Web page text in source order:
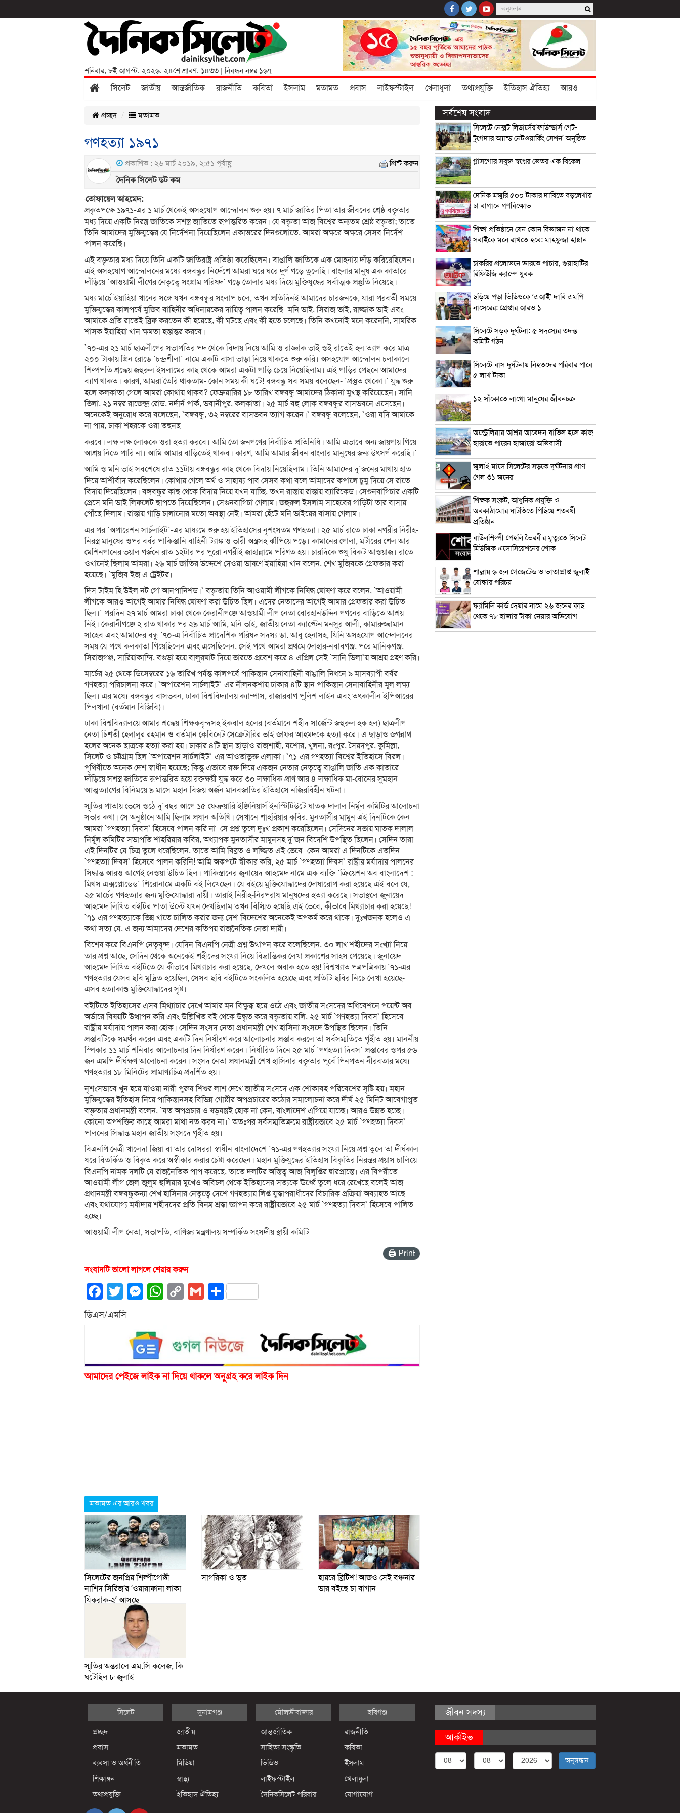
শনিবার, ৮ই আগস্ট, ২০২৬, ২৪শে শ্রাবণ, ১৪৩৩ | নিবন্ধন নম্বর ১৬৭
সিলেট জাতীয় আন্তর্জাতিক রাজনীতি কবিতা ইসলাম মতামত প্রবাস লাইফস্টাইল খেলাধুলা তথ্যপ্রযুক্তি ইতিহাস ঐতিহ্য আরও
প্রচ্ছদ মতামত
গণহত্যা ১৯৭১
প্রকাশিত : ২৬ মার্চ ২০১৯, ২:৫১ পূর্বাহ্ণ প্রিন্ট করুন
দৈনিক সিলেট ডট কম
তোফায়েল আহমেদ:
প্রকৃতপক্ষে ১৯৭১-এর ১ মার্চ থেকেই অসহযোগ আন্দোলন শুরু হয়। ৭ মার্চ জাতির পিতা তার জীবনের শ্রেষ্ঠ বক্তৃতার
মধ্য দিয়ে একটি নিরস্ত্র জাতিকে সশস্ত্র জাতিতে রূপান্তরিত করেন। যে বক্তৃতা আজ বিশ্বের অন্যতম শ্রেষ্ঠ বক্তৃতা; তাতে
তিনি আমাদের মুক্তিযুদ্ধের যে নির্দেশনা দিয়েছিলেন একাত্তরের দিনগুলোতে, আমরা অক্ষরে অক্ষরে সেসব নির্দেশ
পালন করেছি।
এই বক্তৃতার মধ্য দিয়ে তিনি একটি জাতিরাষ্ট্র প্রতিষ্ঠা করেছিলেন। বাঙালি জাতিকে এক মোহনায় দাঁড় করিয়েছিলেন।
এই অসহযোগ আন্দোলনের মধ্যে বঙ্গবন্ধুর নির্দেশে আমরা ঘরে ঘরে দুর্গ গড়ে তুলেছি। বাংলার মানুষ এক কাতারে
দাঁড়িয়ে `আওয়ামী লীগের নেতৃত্বে সংগ্রাম পরিষদ` গড়ে তোলার মধ্য দিয়ে মুক্তিযুদ্ধের সর্বাত্মক প্রস্তুতি নিয়েছে।
মধ্য মার্চে ইয়াহিয়া খানের সঙ্গে যখন বঙ্গবন্ধুর সংলাপ চলে, তখন প্রতিদিনই আমাদের চারজনকে, যারা পরবর্তী সময়ে
মুক্তিযুদ্ধের কালপর্বে মুজিব বাহিনীর অধিনায়কের দায়িত্ব পালন করেছি- মনি ভাই, সিরাজ ভাই, রাজ্জাক ভাই এবং
আমাকে প্রতি রাতেই ব্রিফ করতেন কী হয়েছে, কী ঘটছে এবং কী হতে চলেছে। তিনি কখনোই মনে করেননি, সামরিক
শাসক ইয়াহিয়া খান ক্ষমতা হস্তান্তর করবে।
`৭০-এর ২১ মার্চ ছাত্রলীগের সভাপতির পদ থেকে বিদায় নিয়ে আমি ও রাজ্জাক ভাই ওই রাতেই হল ত্যাগ করে মাত্র
২০০ টাকায় গ্রিন রোডে `চন্দ্রশীলা` নামে একটি বাসা ভাড়া নিয়ে থাকতে শুরু করি। অসহযোগ আন্দোলন চলাকালে
শিল্পপতি শ্রদ্ধেয় জহুরুল ইসলামের কাছ থেকে আমরা একটা গাড়ি চেয়ে নিয়েছিলাম। এই গাড়ির পেছনে আমাদের
ব্যাগ থাকত। কারণ, আমরা তৈরি থাকতাম- কোন সময় কী ঘটে! বঙ্গবন্ধু সব সময় বলেছেন- `প্রস্তুত থেকো।` যুদ্ধ শুরু
হলে কলকাতা গেলে আমরা কোথায় থাকব? ফেব্রুয়ারির ১৮ তারিখ বঙ্গবন্ধু আমাদের ঠিকানা মুখস্থ করিয়েছেন। সানি
ভিলা, ২১ নম্বর রাজেন্দ্র রোড, নর্দার্ন পার্ক, ভবানীপুর, কলকাতা। ২৫ মার্চ বহু লোক বঙ্গবন্ধুর বাসভবনে এসেছেন।
অনেকেই অনুরোধ করে বলেছেন, `বঙ্গবন্ধু, ৩২ নম্বরের বাসভবন ত্যাগ করেন।` বঙ্গবন্ধু বলেছেন, `ওরা যদি আমাকে
না পায়, ঢাকা শহরকে ওরা তছনছ
করবে। লক্ষ লক্ষ লোককে ওরা হত্যা করবে। আমি তো জনগণের নির্বাচিত প্রতিনিধি। আমি এভাবে অন্য জায়গায় গিয়ে
আশ্রয় নিতে পারি না। আমি আমার বাড়িতেই থাকব। কারণ, আমি আমার জীবন বাংলার মানুষের জন্য উৎসর্গ করেছি।`
আমি ও মনি ভাই সবশেষে রাত ১১টায় বঙ্গবন্ধুর কাছ থেকে বিদায় নিয়েছিলাম। তিনি আমাদের দু`জনের মাথায় হাত
দিয়ে আশীর্বাদ করেছিলেন। কোথায় গেলে অর্থ ও সাহায্য পাব সেসব কথা বলে আমাদের কপালে চুমু দিয়ে সে রাতে
বিদায় দিয়েছিলেন। বঙ্গবন্ধুর কাছ থেকে বিদায় নিয়ে যখন যাচ্ছি, তখন রাস্তায় রাস্তায় ব্যারিকেড। সেগুনবাগিচার একটি
প্রেসে মনি ভাই লিফলেট ছাপতে দিয়েছিলেন। সেগুনবাগিচা গেলাম। জহুরুল ইসলাম সাহেবের গাড়িটা তার বাসায়
পৌঁছে দিলাম। রাস্তায় গাড়ি চালানোর মতো অবস্থা নেই। আমরা হেঁটে মনি ভাইয়ের বাসায় গেলাম।
এর পর `অপারেশন সার্চলাইট`-এর মাধ্যমে শুরু হয় ইতিহাসের নৃশংসতম গণহত্যা। ২৫ মার্চ রাতে ঢাকা নগরীর নিরীহ-
নিরস্ত্র মানুষের ওপর বর্বর পাকিস্তানি বাহিনী ট্যাঙ্ক ও ভারী অস্ত্রসহ ঝাঁপিয়ে পড়ে। কামানের গোলা, মর্টারের শেল আর
মেশিনগানের ভয়াল গর্জনে রাত ১২টার পর পুরো নগরীই জাহান্নামে পরিণত হয়। চারদিকে শুধু বিকট আওয়াজ। রাতে
ওখানেই ছিলাম আমরা। ২৬ মার্চ জাতির উদ্দেশে দেওয়া ভাষণে ইয়াহিয়া খান বলেন, শেখ মুজিবকে গ্রেফতার করা
হয়েছে। `মুজিব ইজ এ ট্রেইটর।
দিস টাইম হি উইল নট গো আনপানিশড।` বক্তৃতায় তিনি আওয়ামী লীগকে নিষিদ্ধ ঘোষণা করে বলেন, `আওয়ামী
লীগকে আরও আগেই আমার নিষিদ্ধ ঘোষণা করা উচিত ছিল। এদের নেতাদের আগেই আমার গ্রেফতার করা উচিত
ছিল।` পরদিন ২৭ মার্চ আমরা ঢাকা থেকে কেরানীগঞ্জে আওয়ামী লীগ নেতা বোরহানউদ্দিন গগনের বাড়িতে আশ্রয়
নিই। কেরানীগঞ্জে ২ রাত থাকার পর ২৯ মার্চ আমি, মনি ভাই, জাতীয় নেতা ক্যাপ্টেন মনসুর আলী, কামারুজ্জামান
সাহেব এবং আমাদের বন্ধু `৭০-এ নির্বাচিত প্রাদেশিক পরিষদ সদস্য ডা. আবু হেনাসহ, যিনি অসহযোগ আন্দোলনের
সময় যে পথে কলকাতা গিয়েছিলেন এবং এসেছিলেন, সেই পথে আমরা প্রথমে দোহার-নবাবগঞ্জ, পরে মানিকগঞ্জ,
সিরাজগঞ্জ, সারিয়াকান্দি, বগুড়া হয়ে বালুরঘাট দিয়ে ভারতে প্রবেশ করে ৪ এপ্রিল সেই `সানি ভিলা`য় আশ্রয় গ্রহণ করি।
মার্চের ২৫ থেকে ডিসেম্বরের ১৬ তারিখ পর্যন্ত কালপর্বে পাকিস্তান সেনাবাহিনী বাঙালি নিধনে ৯ মাসব্যাপী বর্বর
গণহত্যা পরিচালনা করে। `অপারেশন সার্চলাইট`-এর নীলনকশায় ঢাকার ৪টি স্থান পাকিস্তান সেনাবাহিনীর মূল লক্ষ্য
ছিল। এর মধ্যে বঙ্গবন্ধুর বাসভবন, ঢাকা বিশ্ববিদ্যালয় ক্যাম্পাস, রাজারবাগ পুলিশ লাইন এবং তৎকালীন ইপিআরের
পিলখানা (বর্তমান বিজিবি)।
ঢাকা বিশ্ববিদ্যালয়ে আমার শ্রদ্ধেয় শিক্ষকবৃন্দসহ ইকবাল হলের (বর্তমানে শহীদ সার্জেন্ট জহুরুল হক হল) ছাত্রলীগ
নেতা চিশতী হেলালুর রহমান ও বর্তমান কেবিনেট সেক্রেটারির ভাই জাফর আহমদকে হত্যা করে। এ ছাড়াও জগন্নাথ
হলের অনেক ছাত্রকে হত্যা করা হয়। ঢাকার ৪টি স্থান ছাড়াও রাজশাহী, যশোর, খুলনা, রংপুর, সৈয়দপুর, কুমিল্লা,
সিলেট ও চট্টগ্রাম ছিল `অপারেশন সার্চলাইট`-এর আওতাভুক্ত এলাকা। `৭১-এর গণহত্যা বিশ্বের ইতিহাসে বিরল।
পৃথিবীতে অনেক দেশ স্বাধীন হয়েছে; কিন্তু এভাবে রক্ত দিয়ে একজন নেতার নেতৃত্বে বাঙালি জাতি এক কাতারে
দাঁড়িয়ে সশস্ত্র জাতিতে রূপান্তরিত হয়ে রক্তক্ষয়ী যুদ্ধ করে ৩০ লক্ষাধিক প্রাণ আর ৪ লক্ষাধিক মা-বোনের সুমহান
আত্মত্যাগের বিনিময়ে ৯ মাসে মহান বিজয় অর্জন মানবজাতির ইতিহাসে নজিরবিহীন ঘটনা।
স্মৃতির পাতায় ভেসে ওঠে দু`বছর আগে ১৫ ফেব্রুয়ারি ইঞ্জিনিয়ার্স ইনস্টিটিউটে ঘাতক দালাল নির্মূল কমিটির আলোচনা
সভার কথা। সে অনুষ্ঠানে আমি ছিলাম প্রধান অতিথি। সেখানে শাহরিয়ার কবির, মুনতাসীর মামুন এই দিনটিকে কেন
আমরা `গণহত্যা দিবস` হিসেবে পালন করি না- সে প্রশ্ন তুলে দুঃখ প্রকাশ করেছিলেন। সেদিনের সভায় ঘাতক দালাল
নির্মূল কমিটির সভাপতি শাহরিয়ার কবির, অধ্যাপক মুনতাসীর মামুনসহ দু`জন বিদেশি উপস্থিত ছিলেন। সেদিন তারা
এই দিনটির যে চিত্র তুলে ধরেছিলেন, তাতে আমি বিব্রত ও লজ্জিত এই ভেবে- কেন আমরা এ দিনটিকে এতদিন
`গণহত্যা দিবস` হিসেবে পালন করিনি! আমি অকপটে স্বীকার করি, ২৫ মার্চ `গণহত্যা দিবস` রাষ্ট্রীয় মর্যাদায় পালনের
সিদ্ধান্ত আরও আগেই নেওয়া উচিত ছিল। পাকিস্তানের জুনায়েদ আহমেদ নামে এক ব্যক্তি `ক্রিয়েশন অব বাংলাদেশ :
মিথস্‌ এক্সপ্লোডেড` শিরোনামে একটি বই লিখেছেন। যে বইয়ে মুক্তিযোদ্ধাদের দোষারোপ করা হয়েছে এই বলে যে,
২৫ মার্চের গণহত্যার জন্য মুক্তিযোদ্ধারা দায়ী। তারাই নিরীহ-নিরপরাধ মানুষদের হত্যা করেছে। সভাস্থলে জুনায়েদ
আহমেদ লিখিত বইটির পাতা উল্টে যখন দেখছিলাম তখন বিস্মিত হয়েছি এই ভেবে, কীভাবে মিথ্যাচার করা হয়েছে!
`৭১-এর গণহত্যাকে ভিন্ন খাতে চালিত করার জন্য দেশ-বিদেশের অনেকেই অপকর্ম করে থাকে। দুঃখজনক হলেও এ
কথা সত্য যে, এ জন্য আমাদের দেশের কতিপয় রাজনৈতিক নেতা দায়ী।
বিশেষ করে বিএনপি নেতৃবৃন্দ। যেদিন বিএনপি নেত্রী প্রশ্ন উত্থাপন করে বলেছিলেন, ৩০ লাখ শহীদের সংখ্যা নিয়ে
তার প্রশ্ন আছে, সেদিন থেকে অনেকেই শহীদের সংখ্যা নিয়ে বিভ্রান্তিকর লেখা প্রকাশের সাহস পেয়েছে। জুনায়েদ
আহমেদ লিখিত বইটিতে যে কীভাবে মিথ্যাচার করা হয়েছে, দেখলে অবাক হতে হয়! বিশ্বখ্যাত পত্রপত্রিকায় `৭১-এর
গণহত্যার যেসব ছবি মুদ্রিত হয়েছিল, সেসব ছবি বইটিতে সংকলিত হয়েছে এবং প্রতিটি ছবির নিচে লেখা হয়েছে-
এসব হত্যাকাণ্ড মুক্তিযোদ্ধাদের সৃষ্ট।
বইটিতে ইতিহাসের এসব মিথ্যাচার দেখে আমার মন বিক্ষুুব্ধ হয়ে ওঠে এবং জাতীয় সংসদের অধিবেশনে পয়েন্ট অব
অর্ডারে বিষয়টি উত্থাপন করি এবং উল্লিখিত বই থেকে উদ্ধৃত করে বক্তৃতায় বলি, ২৫ মার্চ `গণহত্যা দিবস` হিসেবে
রাষ্ট্রীয় মর্যাদায় পালন করা হোক। সেদিন সংসদ নেতা প্রধানমন্ত্রী শেখ হাসিনা সংসদে উপস্থিত ছিলেন। তিনি
প্রস্তাবটিকে সমর্থন করেন এবং একটি দিন নির্ধারণ করে আলোচনার প্রস্তাব করলে তা সর্বসম্মতিতে গৃহীত হয়। মাননীয়
স্পিকার ১১ মার্চ শনিবার আলোচনার দিন নির্ধারণ করেন। নির্ধারিত দিনে ২৫ মার্চ `গণহত্যা দিবস` প্রস্তাবের ওপর ৫৬
জন এমপি দীর্ঘক্ষণ আলোচনা করেন। সংসদ নেতা প্রধানমন্ত্রী শেখ হাসিনার বক্তৃতার পূর্বে পিনপতন নীরবতার মধ্যে
গণহত্যার ১৮ মিনিটের প্রামাণ্যচিত্র প্রদর্শিত হয়।
নৃশংসভাবে খুন হয়ে যাওয়া নারী-পুরুষ-শিশুর লাশ দেখে জাতীয় সংসদে এক শোকাবহ পরিবেশের সৃষ্টি হয়। মহান
মুক্তিযুদ্ধের ইতিহাস নিয়ে পাকিস্তানসহ বিভিন্ন গোষ্ঠীর অপপ্রচারের কঠোর সমালোচনা করে দীর্ঘ ২৫ মিনিট আবেগাপ্লুত
বক্তৃতায় প্রধানমন্ত্রী বলেন, `যত অপপ্রচার ও ষড়যন্ত্রই হোক না কেন, বাংলাদেশ এগিয়ে যাচ্ছে। আরও উন্নত হচ্ছে।
কোনো অপশক্তির কাছে আমরা মাথা নত করব না।` অতঃপর সর্বসম্মতিক্রমে রাষ্ট্রীয়ভাবে ২৫ মার্চ `গণহত্যা দিবস`
পালনের সিদ্ধান্ত মহান জাতীয় সংসদে গৃহীত হয়।
বিএনপি নেত্রী খালেদা জিয়া বা তার দোসররা স্বাধীন বাংলাদেশে `৭১-এর গণহত্যার সংখ্যা নিয়ে প্রশ্ন তুলে তা দীর্ঘকাল
ধরে বিতর্কিত ও বিকৃত করে অস্বীকার করার চেষ্টা করেছেন। মহান মুক্তিযুদ্ধের ইতিহাস বিকৃতির নিরন্তর প্রয়াস চালিয়ে
বিএনপি নামক দলটি যে রাজনৈতিক পাপ করেছে, তাতে দলটির অস্তিত্ব আজ বিলুপ্তির দ্বারপ্রান্তে। এর বিপরীতে
আওয়ামী লীগ জেল-জুলুম-হুলিয়ার মুখেও অবিচল থেকে ইতিহাসের সত্যকে ঊর্ধ্বে তুলে ধরে রেখেছে বলেই আজ
প্রধানমন্ত্রী বঙ্গবন্ধুকন্যা শেখ হাসিনার নেতৃত্বে দেশে গণহত্যায় লিপ্ত যুদ্ধাপরাধীদের বিচারিক প্রক্রিয়া অব্যাহত আছে
এবং যথাযোগ্য মর্যাদায় শহীদদের প্রতি বিনম্র শ্রদ্ধা জ্ঞাপন করে রাষ্ট্রীয়ভাবে ২৫ মার্চ `গণহত্যা দিবস` হিসেবে পালিত
হচ্ছে।
আওয়ামী লীগ নেতা, সভাপতি, বাণিজ্য মন্ত্রণালয় সম্পর্কিত সংসদীয় স্থায়ী কমিটি
🖨 Print
সংবাদটি ভালো লাগলে শেয়ার করুন
Facebook
Twitter
Messenger
WhatsApp
CopyGmailShare
ডিএস/এমসি
আমাদের পেইজে লাইক না দিয়ে থাকলে অনুগ্রহ করে লাইক দিন
মতামত এর আরও খবর
সিলেটের জনপ্রিয় শিল্পীগোষ্ঠী
নাশিদ সিরিজ’র ‘ওয়ারাফানা লাকা
যিকরাক-২’ আসছে
সাগরিকা ও ভূত
হায়রে ব্রিটিশ! আজও সেই বঞ্চনার
ভার বইছে চা বাগান
স্মৃতির অন্তরালে এম.সি কলেজ, কি
ঘটেছিল ৮ জুলাই
সর্বশেষ সংবাদ
সিলেটে নেক্সট লিডার্সের‘ফাউন্ডার্স গেট-
টুগেদার অ্যান্ড নেটওয়ার্কিং সেশন’ অনুষ্ঠিত
গ্লাসগোর সবুজ স্বপ্নের ভেতর এক বিকেল
দৈনিক মজুরি ৫০০ টাকার দাবিতে বড়লেখায়
চা বাগানে গণবিক্ষোভ
শিক্ষা প্রতিষ্ঠানে যেন কোন বিভাজন না থাকে
সবাইকে মনে রাখতে হবে: মাহফুজা হান্নান
চাকরির প্রলোভনে ভারতে পাচার, গুয়াহাটির
রিফিউজি ক্যাম্পে যুবক
ছড়িয়ে পড়া ভিডিওকে ‘এআই’ দাবি এমপি
নাসেরের: গ্রেপ্তার আরও ১
সিলেটে সড়ক দুর্ঘটনা: ৫ সদস্যের তদন্ত
কমিটি গঠন
সিলেটে বাস দুর্ঘটনায় নিহতদের পরিবার পাবে
৫ লাখ টাকা
১২ সাঁকোতে লাখো মানুষের জীবনচক্র
অস্ট্রেলিয়ায় আশ্রয় আবেদন বাতিল হলে কাজ
হারাতে পারেন হাজারো অভিবাসী
জুলাই মাসে সিলেটের সড়কে দুর্ঘটনায় প্রাণ
গেল ৩১ জনের
শিক্ষক সংকট, আধুনিক প্রযুক্তি ও
অবকাঠামোর ঘাটতিতে পিছিয়ে শতবর্ষী
প্রতিষ্ঠান
বাউলশিল্পী পেহলি ভৈরবীর মৃত্যুতে সিলেট
মিউজিক এসোসিয়েশনের শোক
শাল্লায় ৬ জন গেজেটেড ও ভাতাপ্রাপ্ত জুলাই
যোদ্ধার পরিচয়
ফ্যামিলি কার্ড দেয়ার নামে ২৬ জনের কাছ
থেকে ৭৮ হাজার টাকা নেয়ার অভিযোগ
সিলেট সুনামগঞ্জ মৌলভীবাজার হবিগঞ্জ
প্রচ্ছদ জাতীয় আন্তর্জাতিক
রাজনীতি
প্রবাস
মতামত সাহিত্য সংস্কৃতি
কবিতা
ব্যবসা ও অর্থনীতি
মিডিয়া ভিডিও
ইসলাম
শিক্ষাঙ্গন
স্বাস্থ্য লাইফস্টাইল
খেলাধুলা
তথ্যপ্রযুক্তি
ইতিহাস ঐতিহ্য দৈনিকসিলেট পরিবার যোগাযোগ
জীবন সদস্য
আর্কাইভ